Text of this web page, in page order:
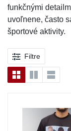
funkčnými
uvoľnene, často
športové aktivity.
Filtre